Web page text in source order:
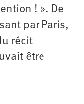
! ». De
par Paris,
récit
être